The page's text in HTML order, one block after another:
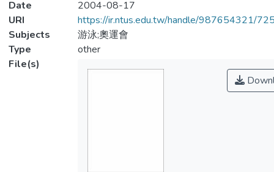
Date
2004-08-17
URI
https://ir.ntus.edu.tw/handle/987654321/
Subjects
游泳;奧運會
Type
other
File(s)